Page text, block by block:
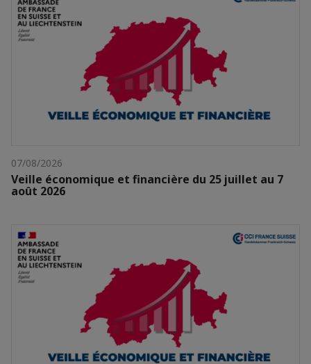
07/08/2026
Veille économique et financière du 25 juillet au 7
août 2026